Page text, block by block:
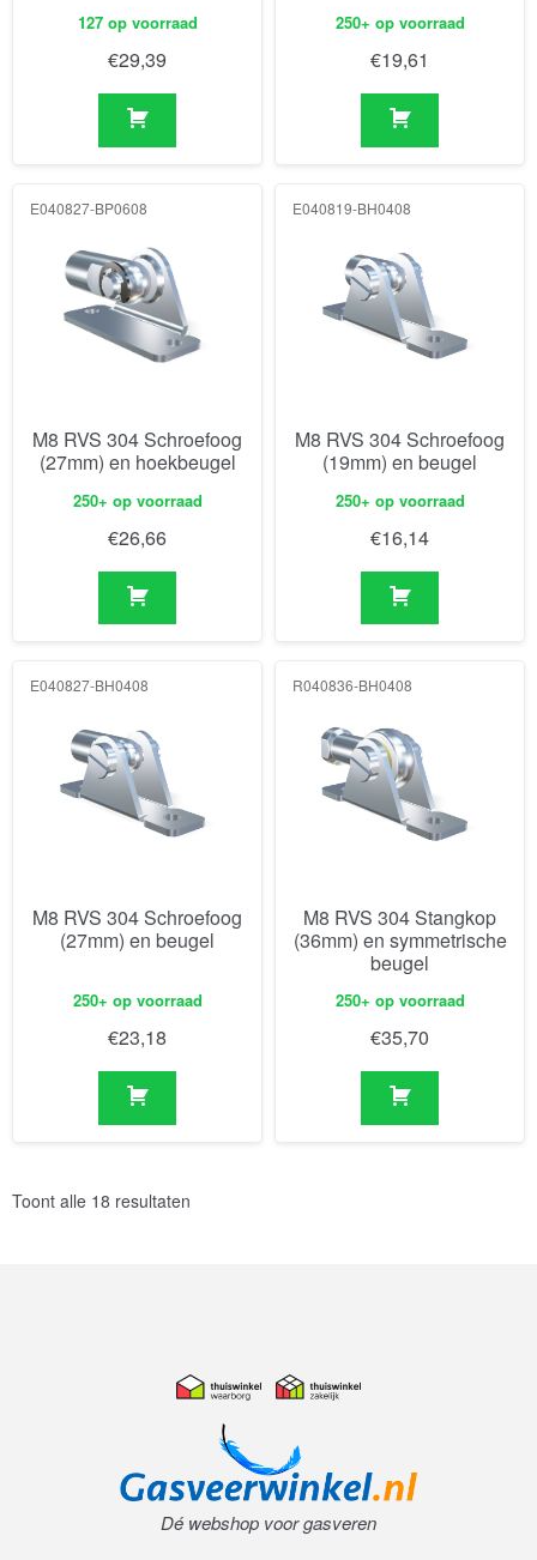
127 op voorraad
€29,39
250+ op voorraad
€19,61
E040827-BP0608
M8 RVS 304 Schroefoog
(27mm) en hoekbeugel
250+ op voorraad
€26,66
E040819-BH0408
M8 RVS 304 Schroefoog
(19mm) en beugel
250+ op voorraad
€16,14
E040827-BH0408
M8 RVS 304 Schroefoog
(27mm) en beugel
250+ op voorraad
€23,18
R040836-BH0408
M8 RVS 304 Stangkop
(36mm) en symmetrische
beugel
250+ op voorraad
€35,70
Toont alle 18 resultaten
Dé webshop voor gasveren